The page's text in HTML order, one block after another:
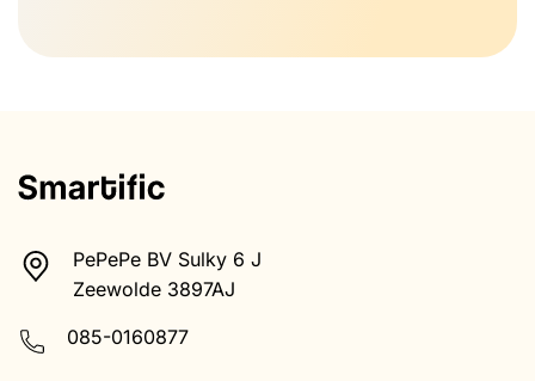
PePePe BV Sulky 6 J
Zeewolde 3897AJ
085-0160877